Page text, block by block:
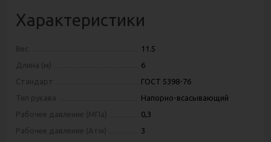
Характеристики
Вес
11.5
Длина (м)
6
Стандарт
ГОСТ 5398-76
Тип рукава
Напорно-всасывающий
Рабочее давление (МПа)
0,3
Рабочее давление (Атм)
3